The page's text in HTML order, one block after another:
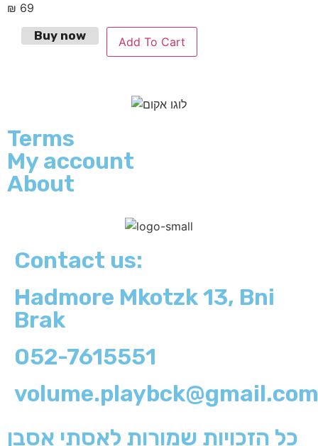
₪ 69
Buy now
Add To Cart
Terms
My account
About
Contact us:
Hadmore Mkotzk 13, Bni
Brak
052-7615551
volume.playbck@gmail.com
כל הזכויות שמורות לאסתי אסבן